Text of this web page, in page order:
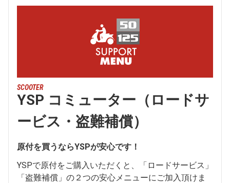
SCOOTER
YSP コミューター（ロードサ
ービス・盗難補償）
原付を買うならYSPが安心です！
YSPで原付をご購入いただくと、「ロードサービス」
「盗難補償」の２つの安心メニューにご加入頂けま